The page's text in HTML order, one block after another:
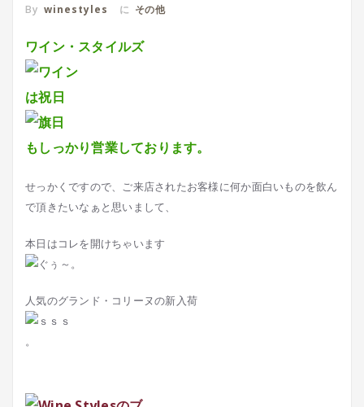
By winestyles に その他
ワイン・スタイルズ
は祝日
もしっかり営業しております。
せっかくですので、ご来店されたお客様に何か面白いものを飲ん
で頂きたいなぁと思いまして、
本日はコレを開けちゃいます
人気のグランド・コリーヌの新入荷
。